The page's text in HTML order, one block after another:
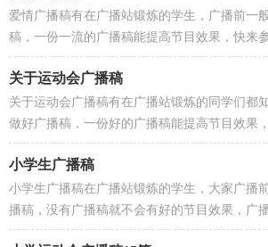
爱情广播稿有在广播站锻炼的学生，广播前一
稿，一份一流的广播稿能提高节目效果，快来
吧！下面是小编为大家收集的爱情广播稿，供
关于运动会广播稿
关于运动会广播稿有在广播站锻炼的同学们都
做好广播稿，一份好的广播稿能提高节目效果
吸引眼球呢？下面是小编整理的关于运动会广
小学生广播稿
小学生广播稿在广播站锻炼的学生，大家广播
播稿，没有广播稿就不会有好的节目效果，广
呢？以下是小编帮大家整理的小学生广播稿，